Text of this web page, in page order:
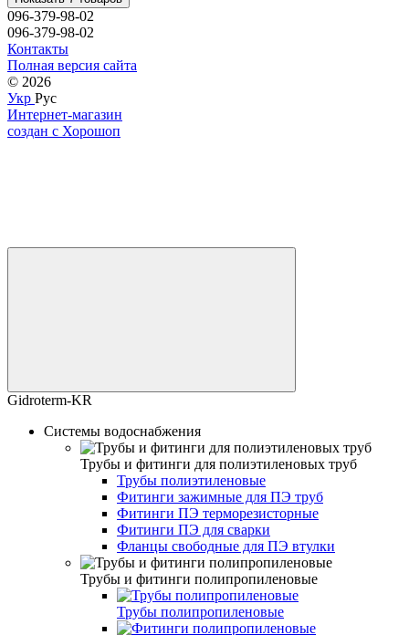
096-379-98-02
096-379-98-02
Контакты
Полная версия сайта
© 2026
Укр Рус
Интернет-магазин
создан с Хорошоп
Gidroterm-KR
Системы водоснабжения
Трубы и фитинги для полиэтиленовых труб
Трубы полиэтиленовые
Фитинги зажимные для ПЭ труб
Фитинги ПЭ терморезисторные
Фитинги ПЭ для сварки
Фланцы свободные для ПЭ втулки
Трубы и фитинги полипропиленовые
Трубы полипропиленовые